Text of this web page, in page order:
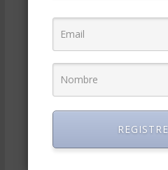
Finanzas Corporativas(748)
(125)